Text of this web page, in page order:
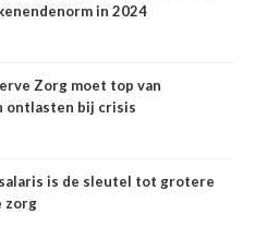
in 2024
Zorg moet top van
ontlasten bij crisis
is de sleutel tot grotere
zorg